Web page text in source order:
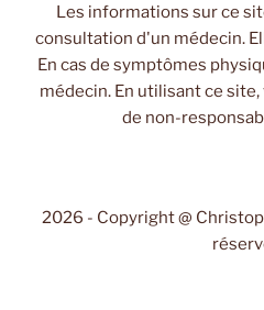
Les informations sur ce
consultation d'un médecin.
En cas de symptômes
médecin. En utilisant ce
de non-
2026 - Copyright @